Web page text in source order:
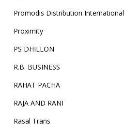
Promodis Distribution International
Proximity
PS DHILLON
R.B. BUSINESS
RAHAT PACHA
RAJA AND RANI
Rasal Trans